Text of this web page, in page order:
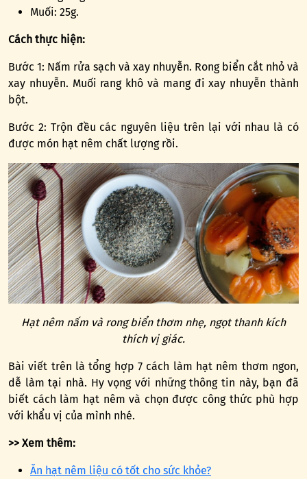
Muối: 25g.
Cách thực hiện:
Bước 1: Nấm rửa sạch và xay nhuyễn. Rong biển cắt nhỏ và
xay nhuyễn. Muối rang khô và mang đi xay nhuyễn thành
bột.
Bước 2: Trộn đều các nguyên liệu trên lại với nhau là có
được món hạt nêm chất lượng rồi.
Hạt nêm nấm và rong biển thơm nhẹ, ngọt thanh kích
thích vị giác.
Bài viết trên là tổng hợp 7 cách làm hạt nêm thơm ngon,
dễ làm tại nhà. Hy vọng với những thông tin này, bạn đã
biết cách làm hạt nêm và chọn được công thức phù hợp
với khẩu vị của mình nhé.
>> Xem thêm:
Ăn hạt nêm liệu có tốt cho sức khỏe?